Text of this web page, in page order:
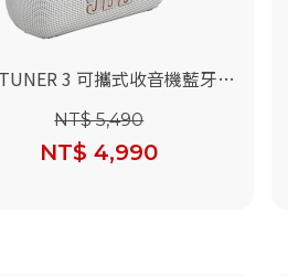
3 可攜式收音機藍牙喇
NT$ 5,490
NT$ 4,990